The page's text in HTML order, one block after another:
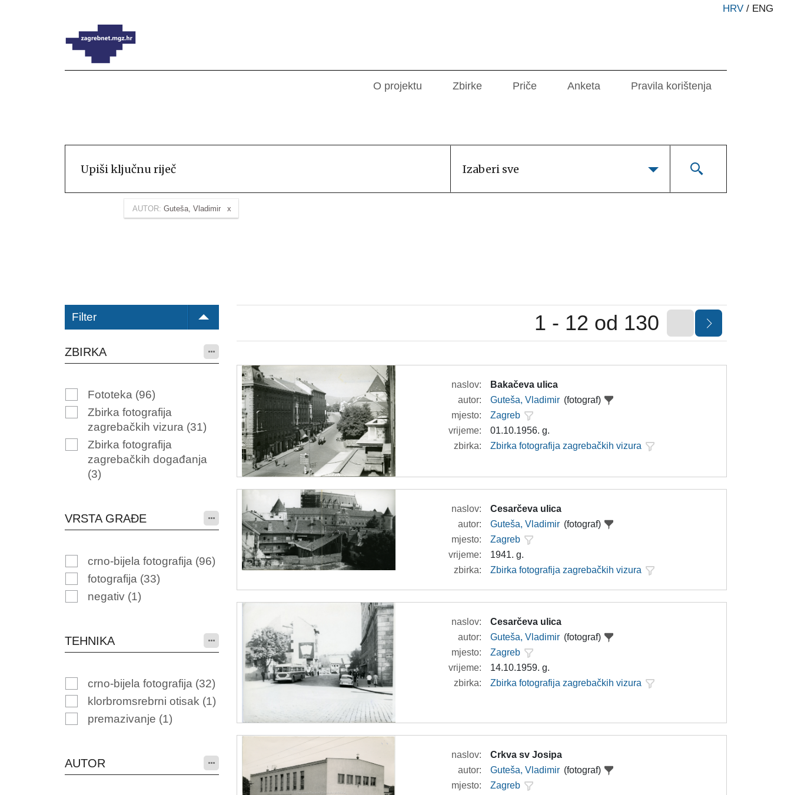
HRV / ENG
O projektu Zbirke Priče Anketa Pravila korištenja
Izaberi sve
AUTOR: Guteša, Vladimir
Filter
ZBIRKA
Fototeka (96)
Zbirka fotografija
zagrebačkih vizura (31)
Zbirka fotografija
zagrebačkih događanja
(3)
VRSTA GRAĐE
crno-bijela fotografija (96)
fotografija (33)
negativ (1)
TEHNIKA
crno-bijela fotografija (32)
klorbromsrebrni otisak (1)
premazivanje (1)
AUTOR
1 - 12 od 130
naslov:
Bakačeva ulica
autor:
Guteša, Vladimir (fotograf)
mjesto:
Zagreb
vrijeme:
01.10.1956. g.
zbirka:
Zbirka fotografija zagrebačkih vizura
naslov:
Cesarčeva ulica
autor:
Guteša, Vladimir (fotograf)
mjesto:
Zagreb
vrijeme:
1941. g.
zbirka:
Zbirka fotografija zagrebačkih vizura
naslov:
Cesarčeva ulica
autor:
Guteša, Vladimir (fotograf)
mjesto:
Zagreb
vrijeme:
14.10.1959. g.
zbirka:
Zbirka fotografija zagrebačkih vizura
naslov:
Crkva sv Josipa
autor:
Guteša, Vladimir (fotograf)
mjesto:
Zagreb